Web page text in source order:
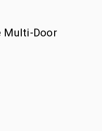
Multi-Door